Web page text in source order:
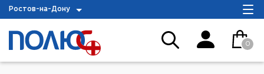
Ростов-на-Дону
0